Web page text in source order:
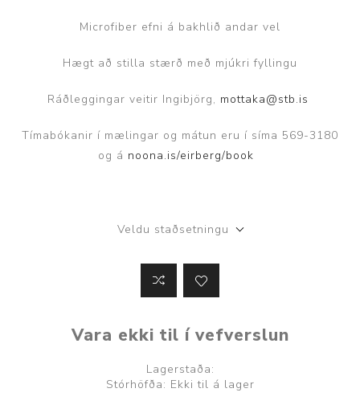
Microfiber efni á bakhlið andar vel
Hægt að stilla stærð með mjúkri fyllingu
Ráðleggingar veitir Ingibjörg, mottaka@stb.is
Tímabókanir í mælingar og mátun eru í síma 569-3180
og á noona.is/eirberg/book
Veldu staðsetningu
Vara ekki til í vefverslun
Lagerstaða:
Stórhöfða: Ekki til á lager